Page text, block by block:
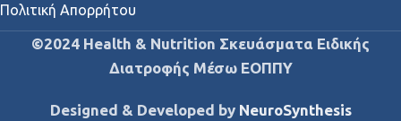
Πολιτική Απορρήτου
©2024 Health & Nutrition Σκευάσματα Ειδικής
Διατροφής Μέσω ΕΟΠΠΥ
Designed & Developed by NeuroSynthesis